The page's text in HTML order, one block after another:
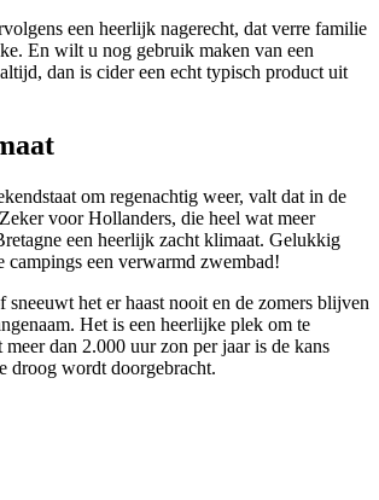
een heerlijk nagerecht, dat verre familie
En wilt u nog gebruik maken van een
dan is cider een echt typisch product uit
om regenachtig weer, valt dat in de
voor Hollanders, die heel wat meer
een heerlijk zacht klimaat. Gelukkig
campings een verwarmd zwembad!
het er haast nooit en de zomers blijven
Het is een heerlijke plek om te
dan 2.000 uur zon per jaar is de kans
droog wordt doorgebracht.